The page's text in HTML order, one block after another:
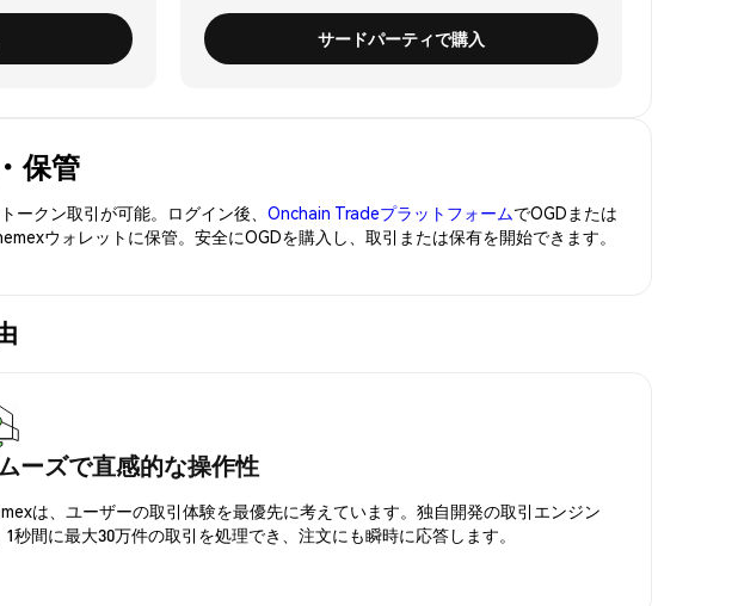
サードパーティで購入
保管
ークン取引が可能。ログイン後、 Onchain TradeプラットフォームでOGDまたは
ウォレットに保管。安全にOGDを購入し、取引または保有を開始できます。
ーズで直感的な操作性
は、ユーザーの取引体験を最優先に考えています。独自開発の取引エンジン
1秒間に最大30万件の取引を処理でき、注文にも瞬時に応答します。